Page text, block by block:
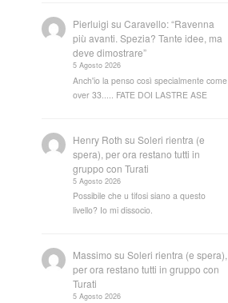
Pierluigi suCaravello: “Ravenna
più avanti. Spezia? Tante idee, ma
deve dimostrare”
5 Agosto 2026
Anch'io la penso così specialmente come
over 33..... FATE DOI LASTRE ASE
Henry Roth suSoleri rientra (e
spera), per ora restano tutti in
gruppo con Turati
5 Agosto 2026
Possibile che u tifosi siano a questo
livello? Io mi dissocio.
Massimo suSoleri rientra (e spera),
per ora restano tutti in gruppo con
Turati
5 Agosto 2026